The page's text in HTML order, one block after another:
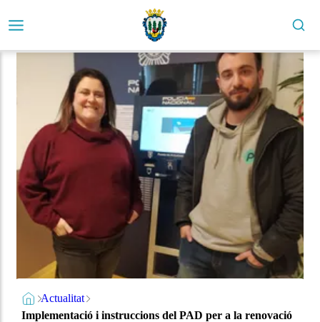
Actualitat
Implementació i instruccions del PAD per a la renovació